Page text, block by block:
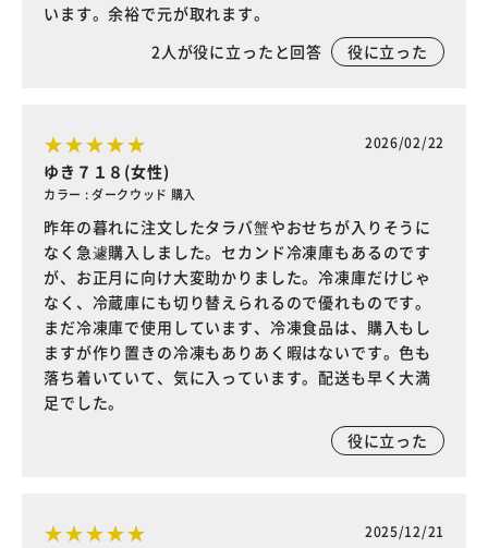
います。余裕で元が取れます。
2人が役に立ったと回答 役に立った
2026/02/22
ゆき７１８(女性)
カラー : ダークウッド 購入
昨年の暮れに注文したタラバ蟹やおせちが入りそうに
なく急遽購入しました。セカンド冷凍庫もあるのです
が、お正月に向け大変助かりました。冷凍庫だけじゃ
なく、冷蔵庫にも切り替えられるので優れものです。
まだ冷凍庫で使用しています、冷凍食品は、購入もし
ますが作り置きの冷凍もありあく暇はないです。色も
落ち着いていて、気に入っています。配送も早く大満
足でした。
役に立った
2025/12/21